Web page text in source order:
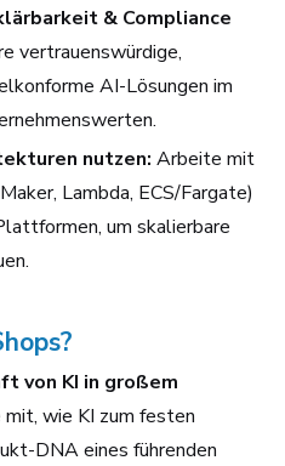
& Compliance
vertrauenswürdige,
AI-Lösungen im
nutzen: Arbeite mit
Lambda, ECS/Fargate)
um skalierbare
von KI in großem
wie KI zum festen
DNA eines führenden